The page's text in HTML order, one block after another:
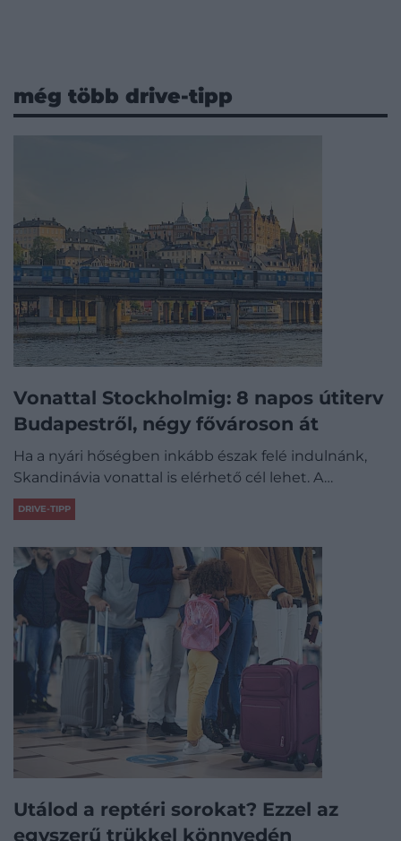
még több drive-tipp
Vonattal Stockholmig: 8 napos útiterv
Budapestről, négy fővároson át
Ha a nyári hőségben inkább észak felé indulnánk,
Skandinávia vonattal is elérhető cél lehet. A…
DRIVE-TIPP
Utálod a reptéri sorokat? Ezzel az
egyszerű trükkel könnyedén